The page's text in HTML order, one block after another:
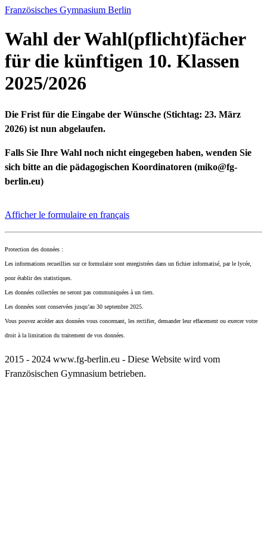
Französisches Gymnasium Berlin
Wahl der Wahl(pflicht)fächer
für die künftigen 10. Klassen
2025/2026
Die Frist für die Eingabe der Wünsche (Stichtag: 23. März
2026) ist nun abgelaufen.
Falls Sie Ihre Wahl noch nicht eingegeben haben, wenden Sie
sich bitte an die pädagogischen Koordinatoren (miko@fg-
berlin.eu)
Afficher le formulaire en français
Protection des données :
Les informations recueillies sur ce formulaire sont enregistrées dans un fichier informatisé, par le lycée,
pour établir des statistiques.
Les données collectées ne seront pas communiquées à un tiers.
Les données sont conservées jusqu’au 30 septembre 2025.
Vous pouvez accéder aux données vous concernant, les rectifier, demander leur effacement ou exercer votre
droit à la limitation du traitement de vos données.
2015 - 2024 www.fg-berlin.eu - Diese Website wird vom
Französischen Gymnasium betrieben.